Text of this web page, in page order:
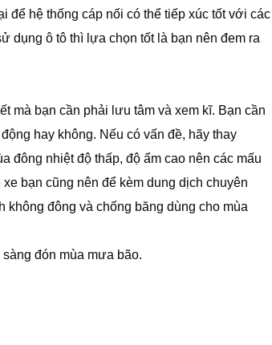
để hệ thống cáp nối có thể tiếp xúc tốt với các
dụng ô tô thì lựa chọn tốt là bạn nên đem ra
mà bạn cần phải lưu tâm và xem kĩ. Bạn cần
hay không. Nếu có vấn đề, hãy thay
đông nhiệt độ thấp, độ ẩm cao nên các mấu
bạn cũng nên để kèm dung dịch chuyên
không đông và chống băng dùng cho mùa
đón mùa mưa bão.